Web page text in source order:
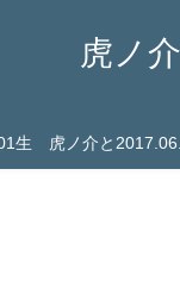
虎ノ
生 虎ノ介と